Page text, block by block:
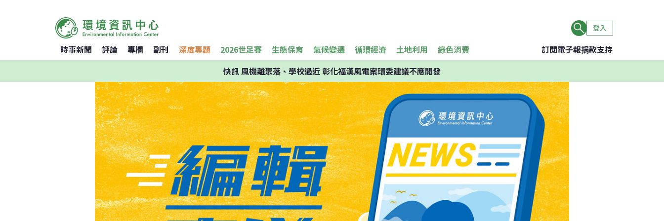
登入
時事新聞 評論 專欄 副刊 深度專題 2026世足賽 生態保育 氣候變遷 循環經濟 土地利用 綠色消費 訂閱電子報捐款支持
快訊風機離聚落、學校過近 彰化福漢風電案環委建議不應開發